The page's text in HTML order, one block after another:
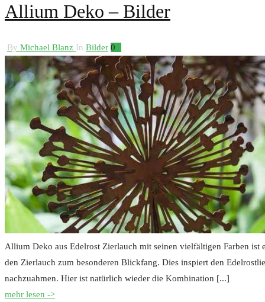
Allium Deko – Bilder
By Michael Blanz In Bilder 0
Allium Deko aus Edelrost Zierlauch mit seinen vielfältigen Farben
den Zierlauch zum besonderen Blickfang. Dies inspiert den
nachzuahmen. Hier ist natürlich wieder die Kombination [...]
mehr lesen ->